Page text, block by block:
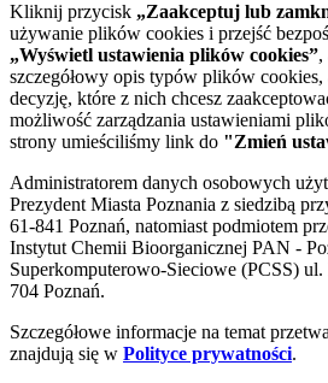
Kliknij przycisk „Zaakceptuj lub
używanie plików cookies i przejść
„Wyświetl ustawienia plików cookies”,
szczegółowy opis typów plików cookies,
decyzję, które z nich chcesz
możliwość zarządzania ustawieniami
strony umieściliśmy link do "Zmień
Administratorem danych osobowych
Prezydent Miasta Poznania z siedzibą
61-841 Poznań, natomiast podmiotem
Instytut Chemii Bioorganicznej PAN -
Superkomputerowo-Sieciowe (PCSS)
704 Poznań.
Szczegółowe informacje na temat
znajdują się w Polityce prywatności.